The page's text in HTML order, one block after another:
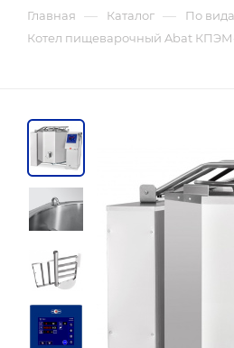
Главная — Каталог — По
Котел пищеварочный Abat